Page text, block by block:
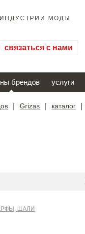
МОДЫ
связаться с нами
брендов услуги
Grizas каталог
ШАЛИ